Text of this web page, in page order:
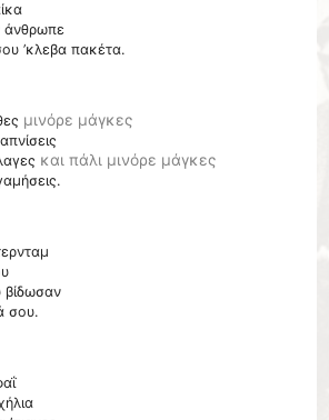
άνθρωπε
’κλεβα πακέτα.
μινόρε μάγκες
και πάλι μινόρε μάγκες
βίδωσαν
σου.